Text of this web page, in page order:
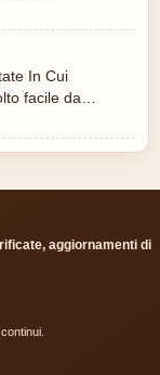
In Cui
facile da
aggiornamenti di